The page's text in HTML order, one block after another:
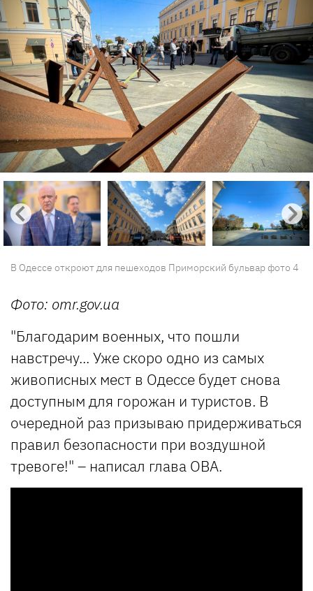
В Одессе откроют для пешеходов Приморский бульвар фото 4
Фото: omr.gov.ua
"Благодарим военных, что пошли
навстречу... Уже скоро одно из самых
живописных мест в Одессе будет снова
доступным для горожан и туристов. В
очередной раз призываю придерживаться
правил безопасности при воздушной
тревоге!" – написал глава ОВА.